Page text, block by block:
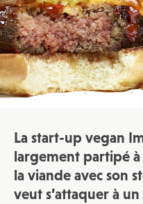
La start-up vegan
largement partipé à
la viande avec son
veut s’attaquer à